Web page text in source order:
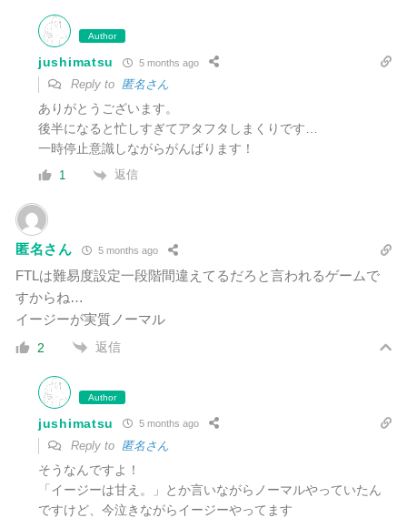
Author
jushimatsu 5 months ago
Reply to 匿名さん
ありがとうございます。
後半になると忙しすぎてアタフタしまくりです…
一時停止意識しながらがんばります！
1 返信
匿名さん 5 months ago
FTLは難易度設定一段階間違えてるだろと言われるゲームで
すからね…
イージーが実質ノーマル
2 返信
Author
jushimatsu 5 months ago
Reply to 匿名さん
そうなんですよ！
「イージーは甘え。」とか言いながらノーマルやっていたん
ですけど、今泣きながらイージーやってます